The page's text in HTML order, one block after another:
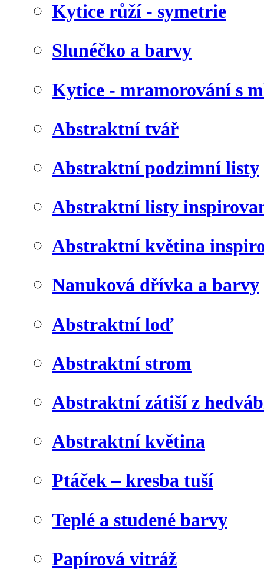
Kytice růží - symetrie
Slunéčko a barvy
Kytice - mramorování s
Abstraktní tvář
Abstraktní podzimní listy
Abstraktní listy
Abstraktní květina
Nanuková dřívka a barvy
Abstraktní loď
Abstraktní strom
Abstraktní zátiší z
Abstraktní květina
Ptáček – kresba tuší
Teplé a studené barvy
Papírová vitráž